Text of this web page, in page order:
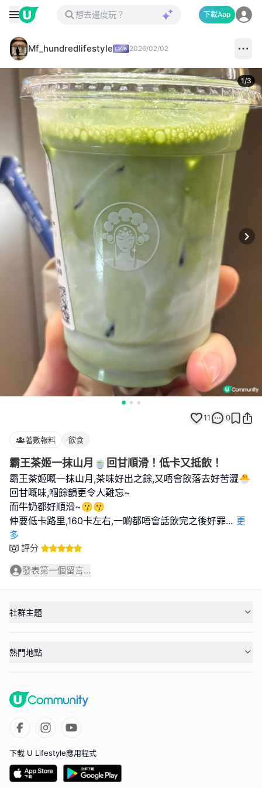
下載App
Mf_hundredlifestyle 2026/02/02
1/3
11 0
著數報料 飲食
霸王茶姬一抹山月🍵回甘順滑！低卡又抵飲！
霸王茶姬嘅一抹山月,茶味好出之餘,又唔會飲落去好苦澀🐣
回甘嘅味,嗰餘韻更令人難忘~
而牛奶都好順滑~😗😗
仲要低卡路里,160卡左右,一啲都唔會話飲完之後好罪... 更
多
評分
發表第一個留言...
社群主題
熱門地點
下載 U Lifestyle應用程式